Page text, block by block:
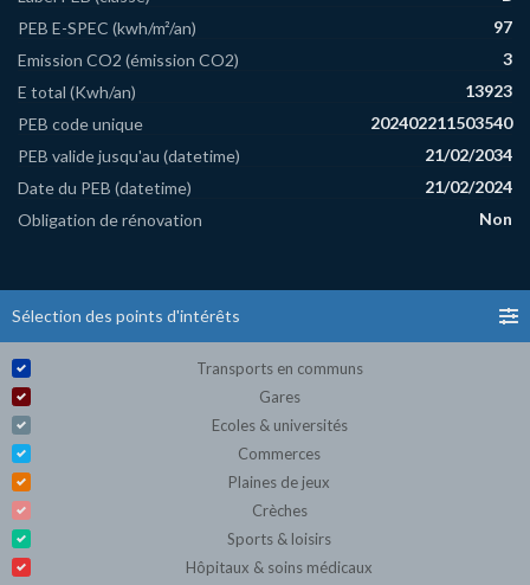
PEB E-SPEC (kwh/m²/an)
97
Emission CO2 (émission CO2)
3
E total (Kwh/an)
13923
PEB code unique
202402211503540
PEB valide jusqu'au (datetime)
21/02/2034
Date du PEB (datetime)
21/02/2024
Obligation de rénovation
Non
Sélection des points d'intérêts
Transports en communs
Gares
Ecoles & universités
Commerces
Plaines de jeux
Crèches
Sports & loisirs
Hôpitaux & soins médicaux